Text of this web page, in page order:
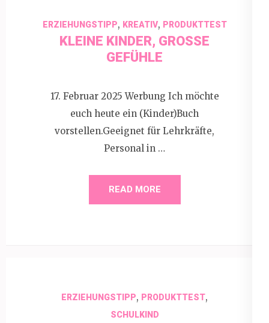
ERZIEHUNGSTIPP, KREATIV, PRODUKTTEST
KLEINE KINDER, GROSSE G
EFÜHLE
17. Februar 2025 Werbung Ich möchte
euch heute ein (Kinder)Buch
vorstellen.Geeignet für Lehrkräfte,
Personal in …
READ MORE
ERZIEHUNGSTIPP, PRODUKTTEST,
SCHULKIND